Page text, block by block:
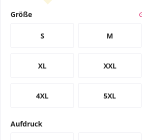
Größe
S M
XL XXL
4XL 5XL
Aufdruck